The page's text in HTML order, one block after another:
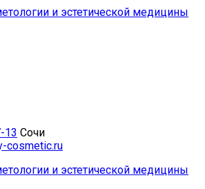
13 Сочи
cosmetic.ru